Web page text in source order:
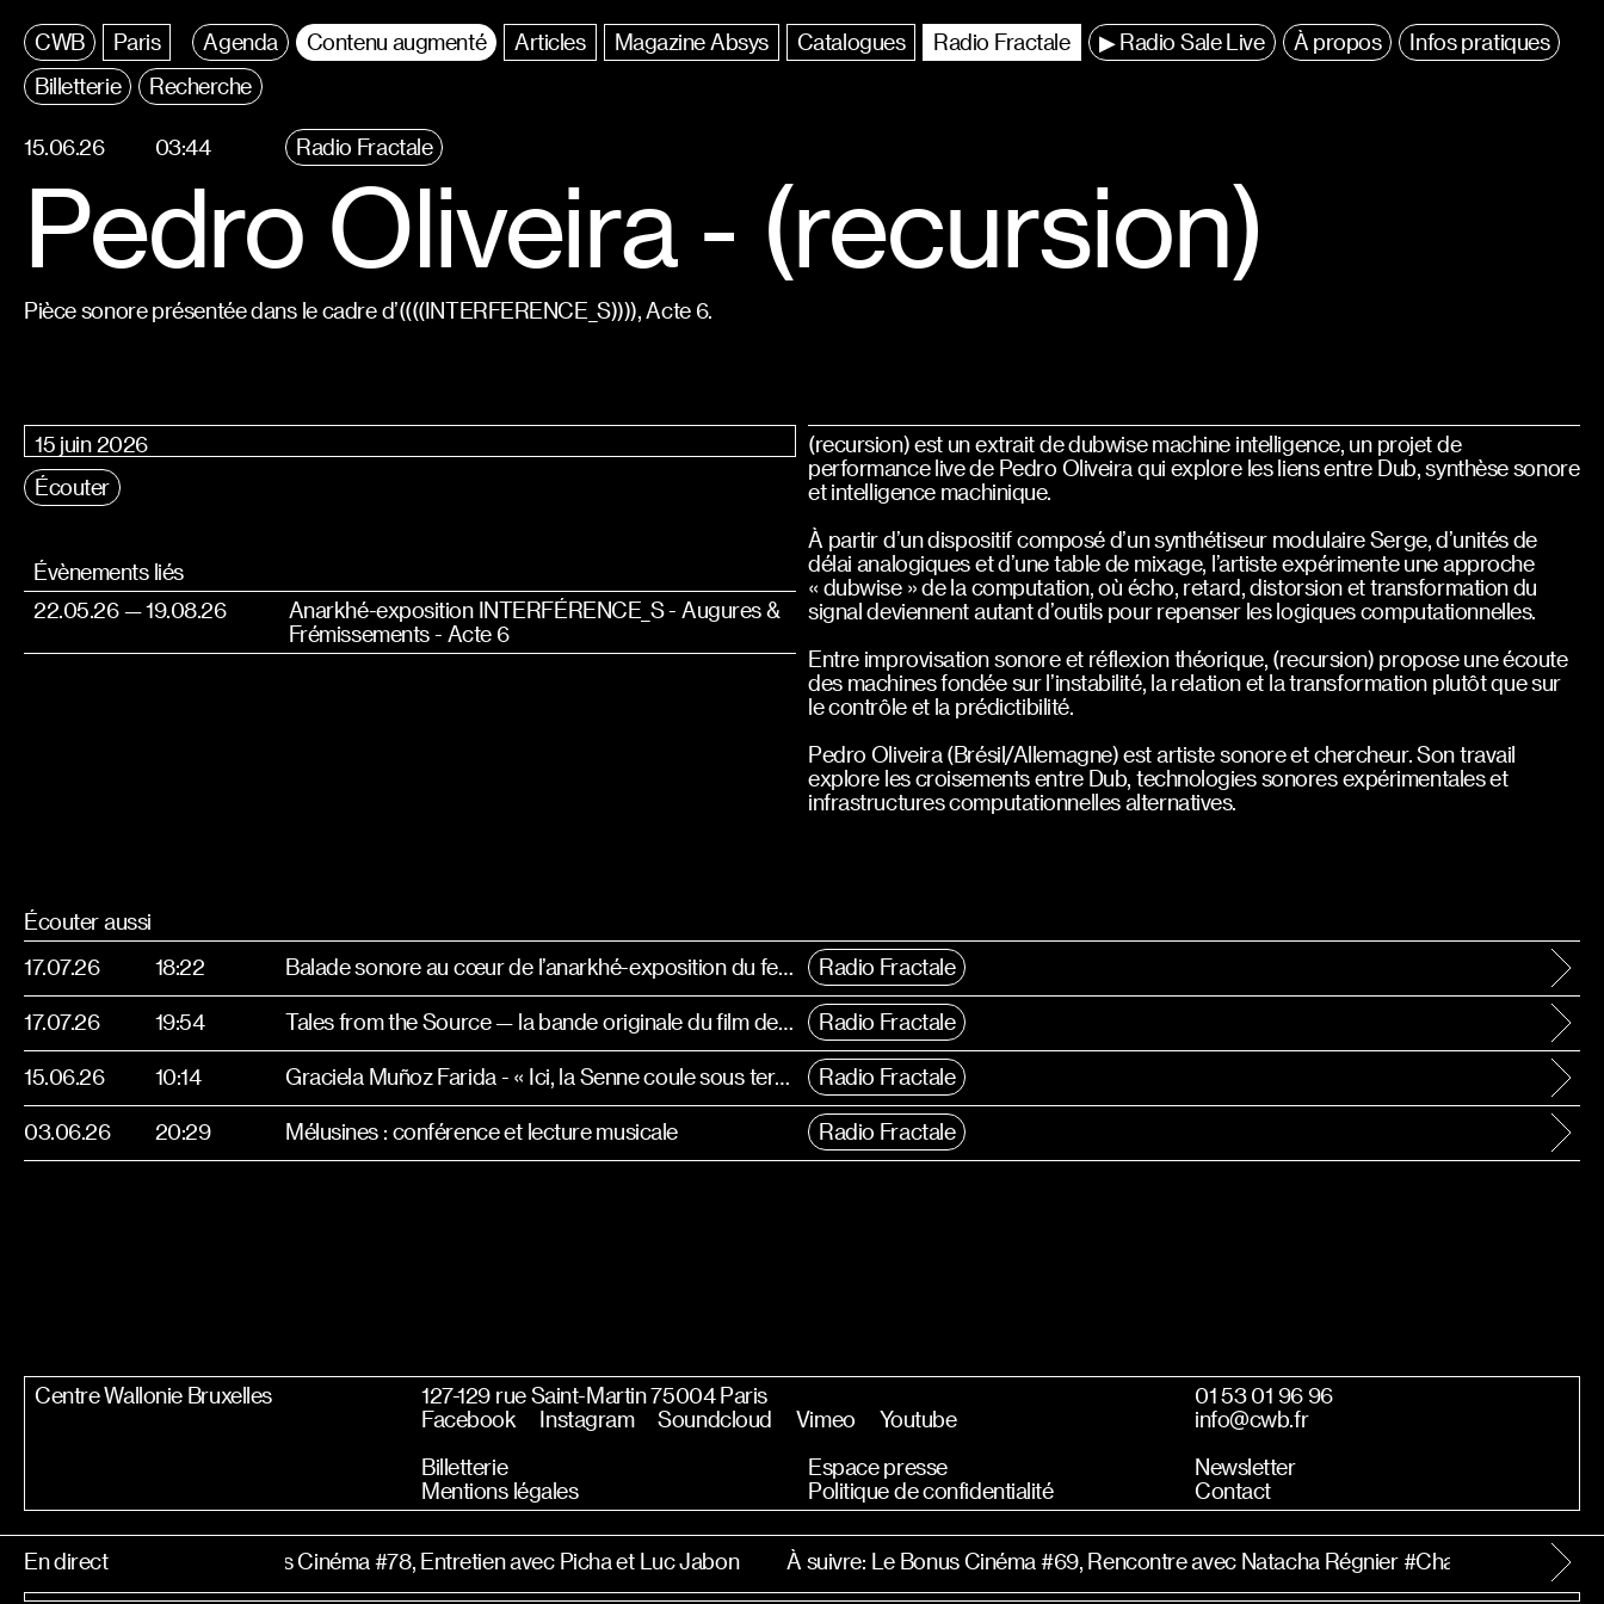
Centre
Wallonie
Bruxelles
Paris Agenda Contenu augmenté Articles Magazine Absys Catalogues Radio Fractale ▶ Radio Sale Live À propos
Infos pratiques
Billetterie
Recherche
En direct Le Bonus Cinéma #78, Entretien avec Picha et Luc Jabon À suivre: Le Bonus Cinéma #69, Rencontre avec Natacha Régnier #Chantal Akerman,
15.06.26 03:44 Radio Fractale
Pedro Oliveira - (recursion)
Pièce sonore présentée dans le cadre d’((((INTERFERENCE_S)))), Acte 6.
15 juin 2026
Évènements liés
22.05.26 — 19.08.26
Anarkhé-exposition INTERFÉRENCE_S - Augures &
Frémissements - Acte 6
(recursion) est un extrait de dubwise machine intelligence, un projet de
performance live de Pedro Oliveira qui explore les liens entre Dub, synthèse sonore
et intelligence machinique.
À partir d’un dispositif composé d’un synthétiseur modulaire Serge, d’unités de
délai analogiques et d’une table de mixage, l’artiste expérimente une approche
« dubwise » de la computation, où écho, retard, distorsion et transformation du
signal deviennent autant d’outils pour repenser les logiques computationnelles.
Entre improvisation sonore et réflexion théorique, (recursion) propose une écoute
des machines fondée sur l’instabilité, la relation et la transformation plutôt que sur
le contrôle et la prédictibilité.
Pedro Oliveira (Brésil/Allemagne) est artiste sonore et chercheur. Son travail
explore les croisements entre Dub, technologies sonores expérimentales et
infrastructures computationnelles alternatives.
Écouter aussi
17.07.26
18:22 Radio Fractale
Balade sonore au cœur de l’anarkhé-exposition du festival ((((INTERFERENCE_S))))#6
17.07.26 19:54 Radio Fractale
Tales from the Source — la bande originale du film de Léonard Pongo, composée par Bear Bones, Lay Low et Laszlo Umbreit
15.06.26 10:14 Radio Fractale
Graciela Muñoz Farida - « Ici, la Senne coule sous terre »
03.06.26 20:29 Radio Fractale
Mélusines : conférence et lecture musicale
Centre Wallonie Bruxelles 127-129 rue Saint-Martin 75004 Paris
01 53 01 96 96
Facebook
Instagram Soundcloud Vimeo Youtube
info@cwb.fr
Billetterie
Espace presse
Newsletter
Mentions légales
Politique de confidentialité Contact